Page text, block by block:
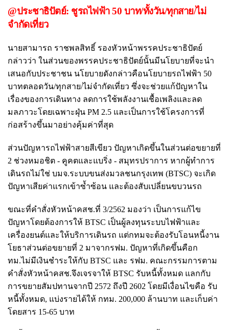
@ประชาธิปัตย์: ชูรถไฟฟ้า 50 บาท/ทั้งวัน/ทุกสาย/ไม่
จำกัดเที่ยว
นายสามารถ ราชพลสิทธิ์ รองหัวหน้าพรรคประชาธิปัตย์
กล่าวว่า ในส่วนของพรรคประชาธิปัตย์นั้นมีนโยบายที่จะนำ
เสนอกับประชาชน นโยบายดังกล่าวคือนโยบายรถไฟฟ้า 50
บาทตลอดวัน/ทุกสาย/ไม่จำกัดเที่ยว ซึ่งจะช่วยแก้ปัญหาใน
เรื่องของการเดินทาง ลดการใช้พลังงานเชื้อเพลิงและลด
มลภาวะโดยเฉพาะฝุ่น PM 2.5 และเป็นการใช้โครงการที่
ก่อสร้างขึ้นมาอย่างคุ้มค่าที่สุด
ส่วนปัญหารถไฟฟ้าสายสีเขียว ปัญหาเกิดขึ้นในส่วนต่อขยายที่
2 ช่วงหมอชิต - คูคตและแบริ่ง - สมุทรปราการ หากผู้ทำการ
เดินรถไม่ใช่ บมจ.ระบบขนส่งมวลชนกรุงเทพ (BTSC) จะเกิด
ปัญหาเสียค่าแรกเข้าซ้ำซ้อน และต้องสับเปลี่ยนขบวนรถ
ขณะที่คำสั่งหัวหน้าคสช.ที่ 3/2562 มองว่า เป็นการแก้ไข
ปัญหาโดยต้องการให้ BTSC เป็นผู้ลงทุนระบบไฟฟ้าและ
เครื่องยนต์และให้บริการเดินรถ แต่กทมจะต้องรับโอนหนี้งาน
โยธาส่วนต่อขยายที่ 2 มาจากรฟม. ปัญหาที่เกิดขึ้นคือก
ทม.ไม่มีเงินชำระให้กับ BTSC และ รฟม. คณะกรรมการตาม
คำสั่งหัวหน้าคสช.จึงเจรจาให้ BTSC รับหนี้ทั้งหมด แลกกับ
การขยายสัมปทานจากปี 2572 ถึงปี 2602 โดยมีเงื่อนไขคือ รับ
หนี้ทั้งหมด, แบ่งรายได้ให้ กทม. 200,000 ล้านบาท และเก็บค่า
โดยสาร 15-65 บาท